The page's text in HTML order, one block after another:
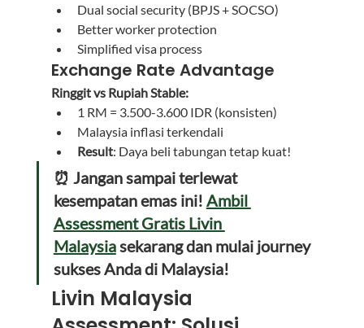
Dual social security (BPJS + SOCSO)
Better worker protection
Simplified visa process
Exchange Rate Advantage
Ringgit vs Rupiah Stable:
1 RM = 3.500-3.600 IDR (konsisten)
Malaysia inflasi terkendali
Result: Daya beli tabungan tetap kuat!
⏰ Jangan sampai terlewat
kesempatan emas ini! Ambil
Assessment Gratis Livin
Malaysia sekarang dan mulai journey
sukses Anda di Malaysia!
Livin Malaysia